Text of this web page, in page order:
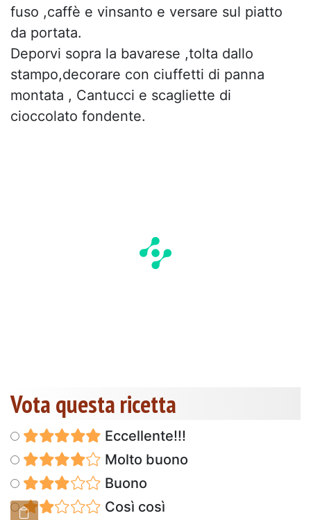
fuso ,caffè e vinsanto e versare sul piatto
da portata.
Deporvi sopra la bavarese ,tolta dallo
stampo,decorare con ciuffetti di panna
montata , Cantucci e scagliette di
cioccolato fondente.
Vota questa ricetta
Eccellente!!!
Molto buono
Buono
Così così